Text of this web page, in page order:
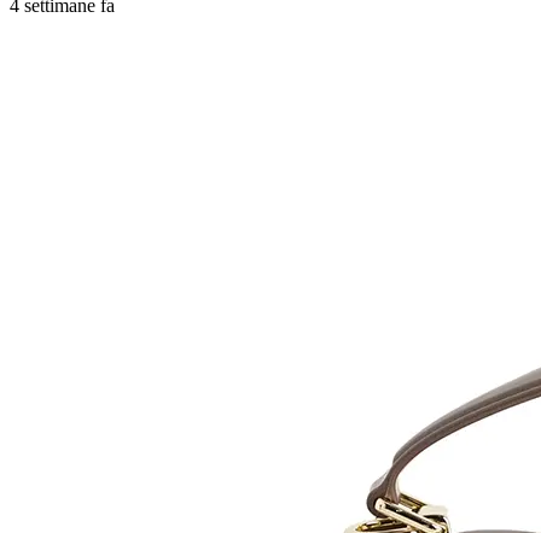
4 settimane fa